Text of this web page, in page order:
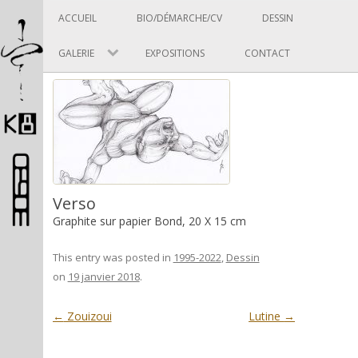
Pascal Picard
Artiste et designer
ACCUEIL BIO/DÉMARCHE/CV DESSIN
GALERIE EXPOSITIONS CONTACT
Verso
Graphite sur papier Bond, 20 X 15 cm
This entry was posted in 1995-2022, Dessin
on 19 janvier 2018.
Post navigation
← Zouizoui Lutine →